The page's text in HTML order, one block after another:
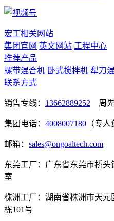
宏工相关网站
集团官网 英文网站 工程中心
推荐产品
螺带混合机 卧式搅拌机 犁刀
联系方式
销售专线： 13662889252 周
集团电话： 4008007180 （专人
邮箱： sales@ongoaltech.com
东莞工厂：广东省东莞市桥头
室
株洲工厂：湖南省株洲市天元
栋101号